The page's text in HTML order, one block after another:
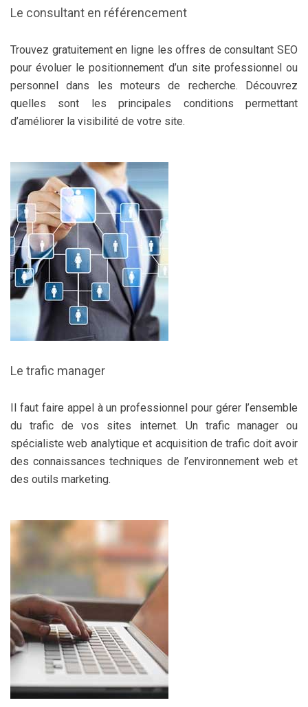
Le consultant en référencement
Trouvez gratuitement en ligne les offres de consultant SEO
pour évoluer le positionnement d’un site professionnel ou
personnel dans les moteurs de recherche. Découvrez
quelles sont les principales conditions permettant
d’améliorer la visibilité de votre site.
Le trafic manager
Il faut faire appel à un professionnel pour gérer l’ensemble
du trafic de vos sites internet. Un trafic manager ou
spécialiste web analytique et acquisition de trafic doit avoir
des connaissances techniques de l’environnement web et
des outils marketing.